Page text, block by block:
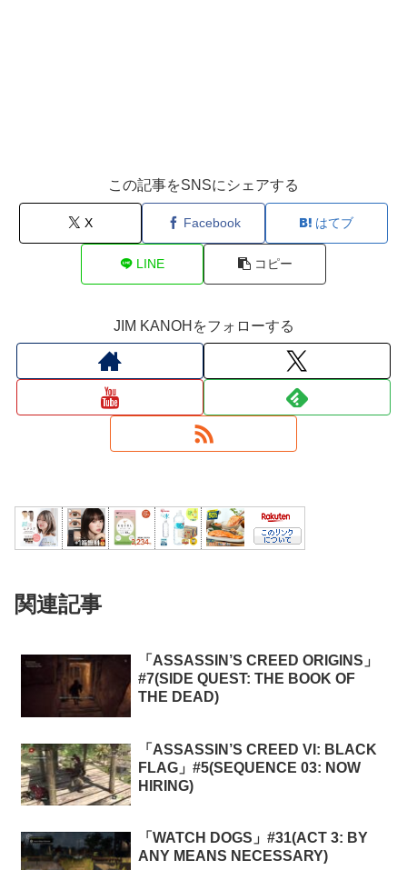
この記事をSNSにシェアする
X Facebook はてブ
LINE コピー
JIM KANOHをフォローする
関連記事
「ASSASSIN’S CREED ORIGINS」
#7(SIDE QUEST: THE BOOK OF
THE DEAD)
「ASSASSIN’S CREED VI: BLACK
FLAG」#5(SEQUENCE 03: NOW
HIRING)
「WATCH DOGS」#31(ACT 3: BY
ANY MEANS NECESSARY)